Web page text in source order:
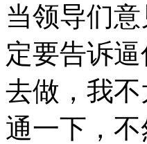
当领导们
定要告诉
去做，我
通一下，